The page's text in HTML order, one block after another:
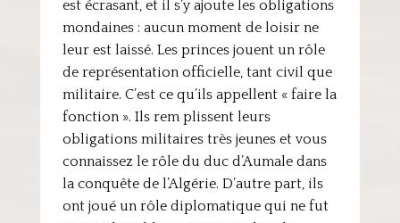
est écrasant, et il s’y ajoute les obligations
mondaines : aucun moment de loisir ne
leur est laissé. Les princes jouent un rôle
de représentation officielle, tant civil que
militaire. C’est ce qu’ils appellent « faire la
fonction ». Ils rem plissent leurs
obligations militaires très jeunes et vous
connaissez le rôle du duc d’Aumale dans
la conquête de l’Algérie. D’autre part, ils
ont joué un rôle diplomatique qui ne fut